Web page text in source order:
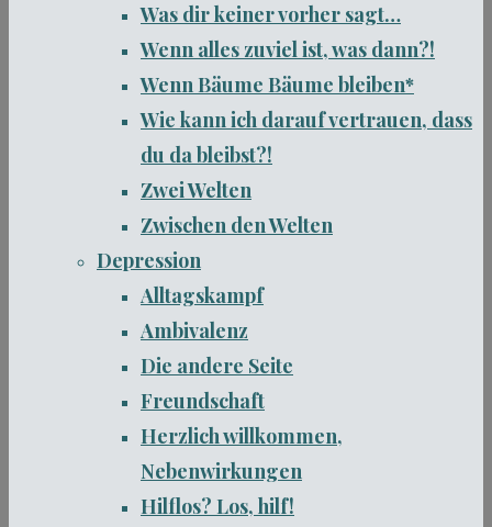
Was dir keiner vorher sagt…
Wenn alles zuviel ist, was dann?!
Wenn Bäume Bäume bleiben*
Wie kann ich darauf vertrauen, dass
du da bleibst?!
Zwei Welten
Zwischen den Welten
Depression
Alltagskampf
Ambivalenz
Die andere Seite
Freundschaft
Herzlich willkommen,
Nebenwirkungen
Hilflos? Los, hilf!